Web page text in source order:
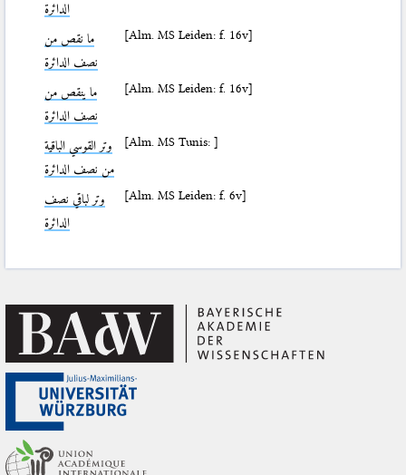
الدائرة
ما نقص من
نصف الدائرة
[Alm. MS Leiden: f. 16v]
ما ينقص من
نصف الدائرة
[Alm. MS Leiden: f. 16v]
وتر القوسي الباقية
من نصف الدائرة
[Alm. MS Tunis: ]
وتر لباقي نصف
الدائرة
[Alm. MS Leiden: f. 6v]